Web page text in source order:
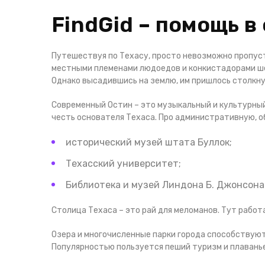
FindGid – помощь
Путешествуя по Техасу, просто невозможно
местными племенами людоедов и конкистадорами
Однако высадившись на землю, им пришлось
Современный Остин – это музыкальный и
честь основателя Техаса. Про административную,
исторический музей штата Буллок;
Техасский университет;
Библиотека и музей Линдона Б.
Столица Техаса – это рай для меломанов. Тут
Озера и многочисленные парки города
Популярностью пользуется пеший туризм и